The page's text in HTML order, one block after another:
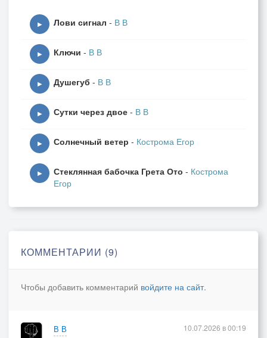
▶ Лови сигнал - В В
▶ Ключи - В В
▶ Душегуб - В В
▶ Сутки через двое - В В
▶ Солнечный ветер - Кострома Егор
▶ Стеклянная бабочка Грета Ото - Кострома
Егор
КОММЕНТАРИИ (9)
Чтобы добавить комментарий войдите на сайт.
В В
10.07.2026 в 00:19